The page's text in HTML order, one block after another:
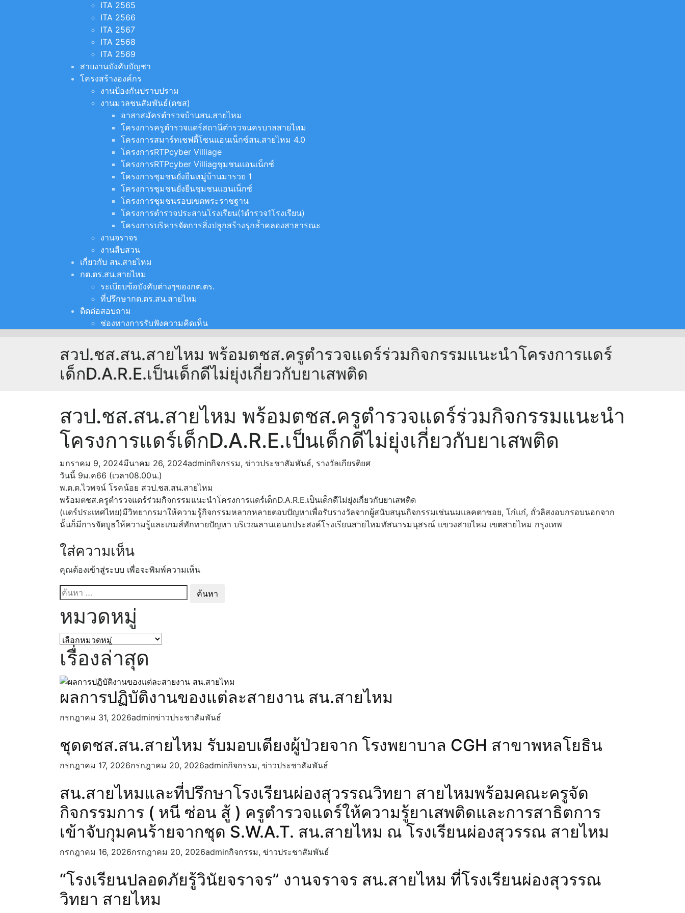
ITA 2565
ITA 2566
ITA 2567
ITA 2568
ITA 2569
สายงานบังคับบัญชา
โครงสร้างองค์กร
งานป้องกันปราบปราม
งานมวลชนสัมพันธ์(ตชส)
อาสาสมัครตำรวจบ้านสน.สายไหม
โครงการครูตำรวจแดร์สถานีตำรวจนครบาลสายไหม
โครงการสมาร์ทเชฟตี้โซนแอนเน็กซ์สน.สายไหม 4.0
โครงการRTPcyber Villiage
โครงการRTPcyber Villiagชุมชนแอนเน็กซ์
โครงการชุมชนยั่งยืนหมู่บ้านมารวย 1
โครงการชุมชนยั่งยืนชุมชนแอนเน็กซ์
โครงการชุมชนรอบเขตพระราชฐาน
โครงการตำรวจประสานโรงเรียน(1ตำรวจ1โรงเรียน)
โครงการบริหารจัดการสิ่งปลูกสร้างรุกล้ำคลองสาธารณะ
งานจราจร
งานสืบสวน
เกี่ยวกับ สน.สายไหม
กต.ตร.สน.สายไหม
ระเบียบข้อบังคับต่างๆของกต.ตร.
ที่ปรึกษากต.ตร.สน.สายไหม
ติดต่อสอบถาม
ช่องทางการรับฟังความคิดเห็น
สวป.ชส.สน.สายไหม พร้อมตชส.ครูตำรวจแดร์ร่วมกิจกรรมแนะนำโครงการแดร์
เด็กD.A.R.E.เป็นเด็กดีไม่ยุ่งเกี่ยวกับยาเสพติด
สวป.ชส.สน.สายไหม พร้อมตชส.ครูตำรวจแดร์ร่วมกิจกรรมแนะนำ
โครงการแดร์เด็กD.A.R.E.เป็นเด็กดีไม่ยุ่งเกี่ยวกับยาเสพติด
มกราคม 9, 2024มีนาคม 26, 2024adminกิจกรรม, ข่าวประชาสัมพันธ์, รางวัลเกียรติยศ
วันนี้ 9ม.ค66 (เวลา08.00น.)
พ.ต.ต.ไวพจน์​ โรคน้อย​ สวป.ชส.สน.สายไหม
พร้อมตชส.ครูตำรวจแดร์ร่วมกิจกรรมแนะนำโครงการแดร์เด็กD.A.R.E.เป็นเด็กดีไม่ยุ่งเกี่ยวกับยาเสพติด
(แดร์ประเทศไทย)​มีวิทยากรมาให้ความรู้กิจกรรมหลากหลาย​ตอบปัญหาเพื่อรับรางวัลจากผู้สนับสนุนกิจกรรมเช่นนมแลคตาซอย, โก๋แก๋, ถั่วลิสงอบกรอบนอกจาก
นั้นก็มีการจัดบูธให้ความรู้และเกมส์ทักทายปัญหา​ บริเวณลานเอนกประสงค์โรงเรียนสายไหมทัสนารมนุสรณ์​ แขวงสายไหม​ เขตสายไหม​ กรุงเทพ
ใส่ความเห็น
คุณต้องเข้าสู่ระบบ เพื่อจะพิมพ์ความเห็น
ค้นหา
สำหรับ:
หมวดหมู่
หมวด
หมู่
เรื่องล่าสุด
ผลการปฏิบัติงานของแต่ละสายงาน สน.สายไหม
กรกฎาคม 31, 2026adminข่าวประชาสัมพันธ์
ชุดตชส.สน.สายไหม รับมอบเตียงผู้ป่วยจาก โรงพยาบาล CGH สาขาพหลโยธิน
กรกฎาคม 17, 2026กรกฎาคม 20, 2026adminกิจกรรม, ข่าวประชาสัมพันธ์
สน.สายไหมและที่ปรึกษาโรงเรียนผ่องสุวรรณวิทยา สายไหมพร้อมคณะครูจัด
กิจกรรมการ ( หนี ซ่อน สู้ ) ครูตำรวจแดร์ให้ความรู้ยาเสพติดและการสาธิตการ
เข้าจับกุมคนร้ายจากชุด S.W.A.​T.​ สน.สายไหม ณ โรงเรียนผ่องสุวรรณ สายไหม
กรกฎาคม 16, 2026กรกฎาคม 20, 2026adminกิจกรรม, ข่าวประชาสัมพันธ์
“โรงเรียนปลอดภัยรู้วินัยจราจร” งานจราจร สน.สายไหม ที่โรงเรียนผ่องสุวรรณ
วิทยา สายไหม